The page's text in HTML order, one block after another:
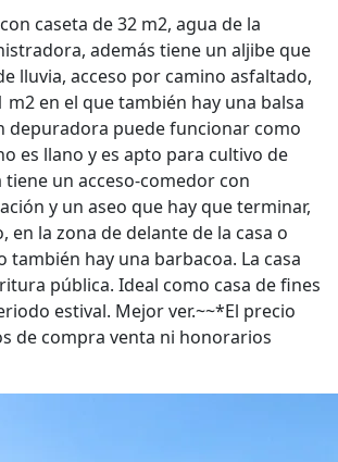
caseta de 32 m2, agua de la
además tiene un aljibe que
lluvia, acceso por camino asfaltado,
m2 en el que también hay una balsa
depuradora puede funcionar como
es llano y es apto para cultivo de
tiene un acceso-comedor con
y un aseo que hay que terminar,
en la zona de delante de la casa o
también hay una barbacoa. La casa
pública. Ideal como casa de fines
estival. Mejor ver.~~*El precio
de compra venta ni honorarios